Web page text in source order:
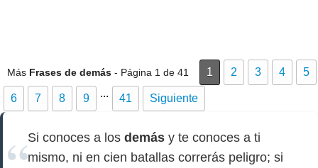
Más Frases de demás - Página 1 de 41 1 2 3 4 5
6 7 8 9 ... 41 Siguiente
Si conoces a los demás y te conoces a ti
mismo, ni en cien batallas correrás peligro; si